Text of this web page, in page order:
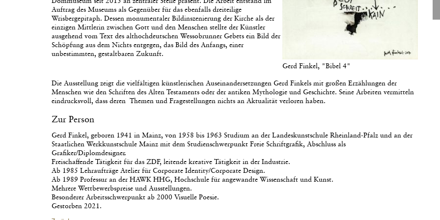
Gerd Finkel, "Bibel 4"
Auftrag des Museums als Gegenüber für das ebenfalls dreiteilige
Wrisbergepitaph. Dessen monumentaler Bildinszenierung der Kirche als der
einzigen Mittlerin zwischen Gott und den Menschen stellte der Künstler
ausgehend vom Text des althochdeutschen Wessobrunner Gebets ein Bild der
Schöpfung aus dem Nichts entgegen, das Bild des Anfangs, einer
unbestimmten, gestaltbaren Zukunft.
Die Ausstellung zeigt die vielfältigen künstlerischen Auseinandersetzungen Gerd Finkels mit großen Erzählungen der
Menschen wie den Schriften des Alten Testaments oder der antiken Mythologie und Geschichte. Seine Arbeiten vermitteln
eindrucksvoll, dass deren Themen und Fragestellungen nichts an Aktualität verloren haben.
Zur Person
Gerd Finkel, geboren 1941 in Mainz, von 1958 bis 1963 Studium an der Landeskunstschule Rheinland-Pfalz und an der
Staatlichen Werkkunstschule Mainz mit dem Studienschwerpunkt Freie Schriftgrafik, Abschluss als
Grafiker/Diplomdesigner.
Freischaffende Tätigkeit für das ZDF, leitende kreative Tätigkeit in der Industrie.
Ab 1985 Lehraufträge Atelier für Corporate Identity/Corporate Design.
Ab 1989 Professur an der HAWK HHG, Hochschule für angewandte Wissenschaft und Kunst.
Mehrere Wettbewerbspreise und Ausstellungen.
Besonderer Arbeitsschwerpunkt ab 2000 Visuelle Poesie.
Gestorben 2021.